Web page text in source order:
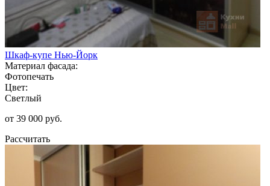
Шкаф-купе Нью-Йорк
Материал фасада:
Фотопечать
Цвет:
Светлый
от 39 000 руб.
Рассчитать